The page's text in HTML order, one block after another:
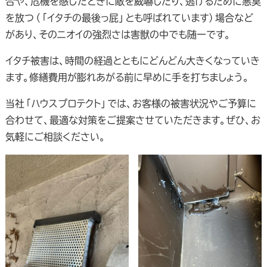
を放つ（「イタチの最後っ屁」とも呼ばれています）場合など
があり、そのニオイの強烈さは害獣の中でも随一です。
イタチ被害は、時間の経過とともにどんどん大きくなっていき
ます。修繕費用が膨れあがる前に早めに手を打ちましょう。
当社「ハウスプロテクト」では、お客様の被害状況やご予算に
合わせて、最適な対策をご提案させていただきます。ぜひ、お
気軽にご相談ください。